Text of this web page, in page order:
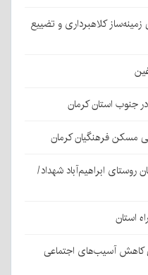
کلاهبرداری و تضییع
جنوب استان کرمان
مسکن فرهنگیان کرمان
ابراهیم‌آباد شهداد/
استان
کاهش آسیب‌های اجتماعی